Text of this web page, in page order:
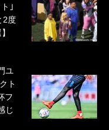
｣
2度
ユ
ト
フ
じ